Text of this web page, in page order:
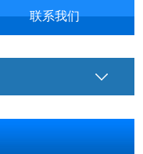
联系我们